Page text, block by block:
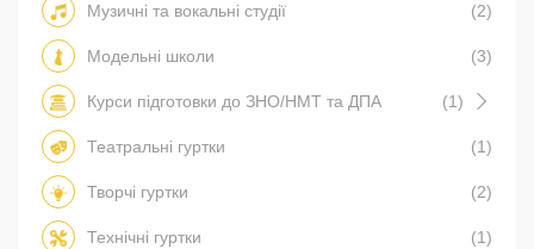
Музичні та вокальні студії (2)
Модельні школи (3)
Курси підготовки до ЗНО/НМТ та ДПА (1)
Театральні гуртки (1)
Творчі гуртки (2)
Технічні гуртки (1)